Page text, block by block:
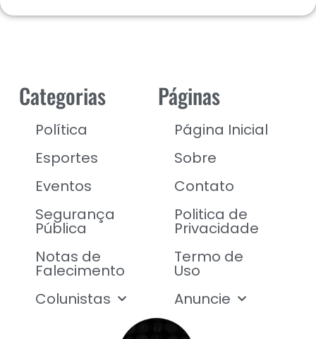
Categorias
Política
Esportes
Eventos
Segurança
Pública
Notas de
Falecimento
Colunistas
Páginas
Página Inicial
Sobre
Contato
Politica de
Privacidade
Termo de
Uso
Anuncie